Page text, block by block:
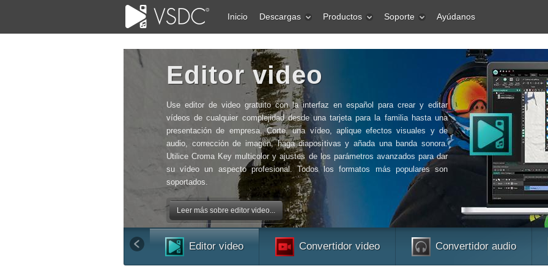
Inicio Descargas Productos Soporte Ayúdanos
Editor video
Use editor de video gratuito con la interfaz en español para crear y editar
vídeos de cualquier complejidad desde una tarjeta para la familia hasta una
presentación de empresa. Corte, una vídeo, aplique efectos visuales y de
audio, corrección de imagen, haga diapositivas y añada una banda sonora.
Utilice Croma Key multicolor y ajustes de los parámetros avanzados para dar
su vídeo un aspecto profesional. Todos los formatos más populares son
soportados.
Leer más sobre editor video...
Editor video Convertidor video Convertidor audio